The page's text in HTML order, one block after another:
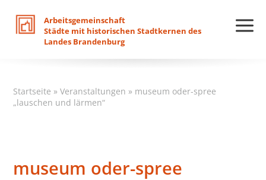
Arbeitsgemeinschaft
Städte mit historischen Stadtkernen des
Landes Brandenburg
Startseite »Veranstaltungen » museum oder-spree
„lauschen und lärmen“
museum oder-spree